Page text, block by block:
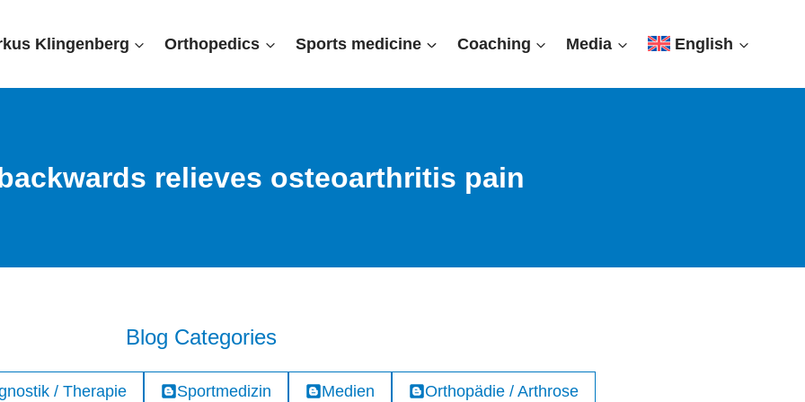
Klingenberg Orthopedics Sports medicine Coaching Media English
relieves osteoarthritis pain
Blog Categories
/ Therapie Sportmedizin Medien Orthopädie / Arthrose